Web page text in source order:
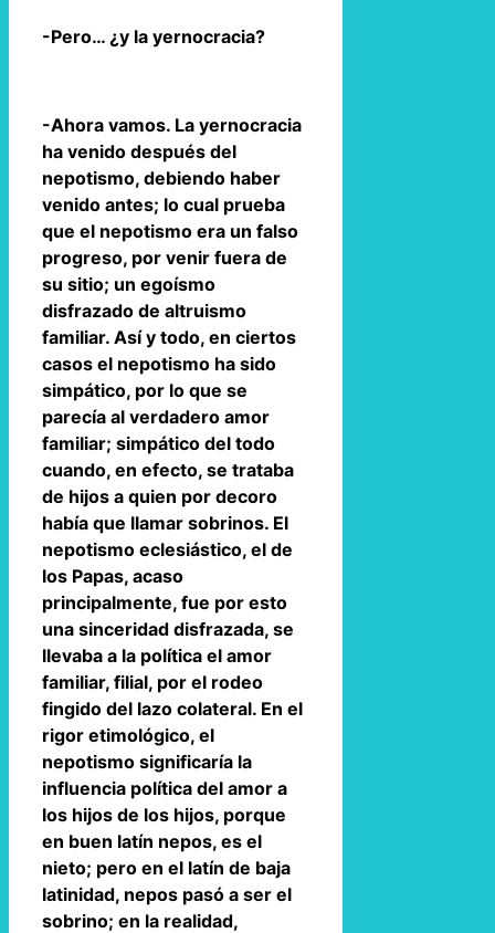
-Pero… ¿y la yernocracia?
-Ahora vamos. La yernocracia
ha venido después del
nepotismo, debiendo haber
venido antes; lo cual prueba
que el nepotismo era un falso
progreso, por venir fuera de
su sitio; un egoísmo
disfrazado de altruismo
familiar. Así y todo, en ciertos
casos el nepotismo ha sido
simpático, por lo que se
parecía al verdadero amor
familiar; simpático del todo
cuando, en efecto, se trataba
de hijos a quien por decoro
había que llamar sobrinos. El
nepotismo eclesiástico, el de
los Papas, acaso
principalmente, fue por esto
una sinceridad disfrazada, se
llevaba a la política el amor
familiar, filial, por el rodeo
fingido del lazo colateral. En el
rigor etimológico, el
nepotismo significaría la
influencia política del amor a
los hijos de los hijos, porque
en buen latín nepos, es el
nieto; pero en el latín de baja
latinidad, nepos pasó a ser el
sobrino; en la realidad,